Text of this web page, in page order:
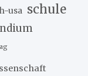
usa schule